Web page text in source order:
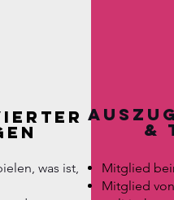
was ist,
&
Mitglied
Mitglied von